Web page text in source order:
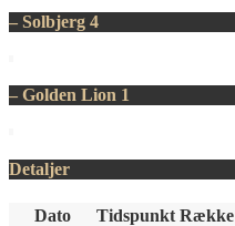
– Solbjerg 4
– Golden Lion 1
Detaljer
Dato Tidspunkt Række